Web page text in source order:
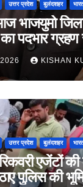
उत्तर प्रदेश बुलंदशहर
भाजयुमो
पदभार ग्रहण
KISHAN
उत्तर प्रदेश बुलंदशहर
एजेंटों की दबंगई, वाहन
पुलिस की